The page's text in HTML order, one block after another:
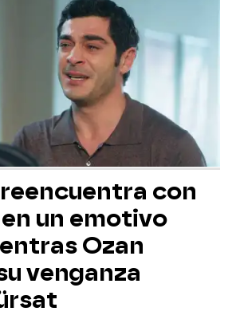
con
un emotivo
Ozan
venganza